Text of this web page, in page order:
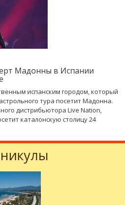
Мадонны в Испании
испанским городом, который
тура посетит Мадонна.
дистрибьютора Live Nation,
каталонскую столицу 24